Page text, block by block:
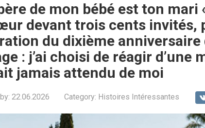
de mon bébé est ton mari
devant trois cents invités,
du dixième anniversaire
: j’ai choisi de réagir d’une
jamais attendu de moi
22.06.2026 Category: Histoires Intéressantes